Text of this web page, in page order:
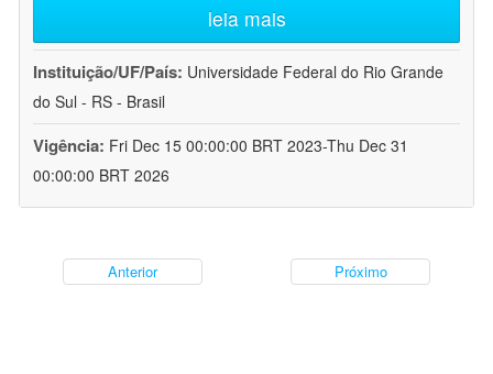
leia mais
Instituição/UF/País: Universidade Federal do Rio Grande
do Sul - RS - Brasil
Vigência: Fri Dec 15 00:00:00 BRT 2023-Thu Dec 31
00:00:00 BRT 2026
Anterior Próximo